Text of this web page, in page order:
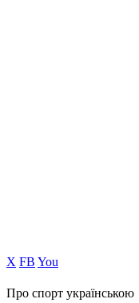
Х FB You
Про спорт українською